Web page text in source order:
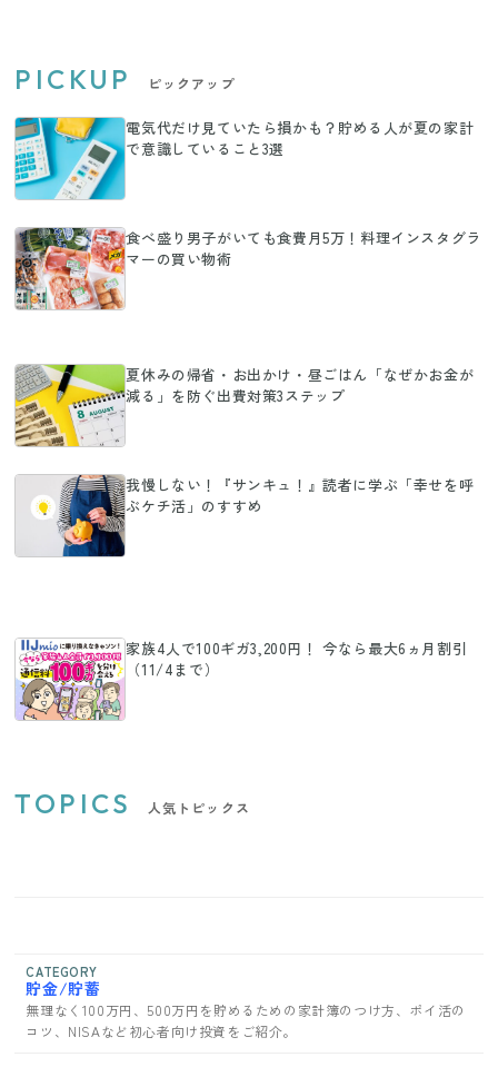
PICKUP ピックアップ
電気代だけ見ていたら損かも？貯める人が夏の家計
で意識していること3選
食べ盛り男子がいても食費月5万！料理インスタグラ
マーの買い物術
夏休みの帰省・お出かけ・昼ごはん「なぜかお金が
減る」を防ぐ出費対策3ステップ
我慢しない！『サンキュ！』読者に学ぶ「幸せを呼
ぶケチ活」のすすめ
家族4人で100ギガ3,200円！ 今なら最大6ヵ月割引
（11/4まで）
TOPICS 人気トピックス
CATEGORY
貯金/貯蓄
無理なく100万円、500万円を貯めるための家計簿のつけ方、ポイ活の
コツ、NISAなど初心者向け投資をご紹介。